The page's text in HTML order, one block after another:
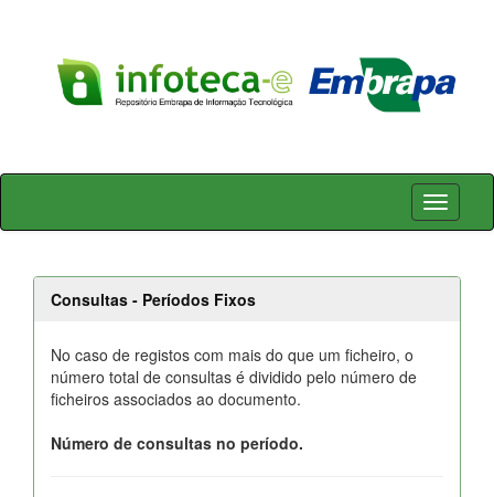
Skip
Consultas - Períodos Fixos
No caso de registos com mais do que um ficheiro, o
número total de consultas é dividido pelo número de
ficheiros associados ao documento.
Número de consultas no período.